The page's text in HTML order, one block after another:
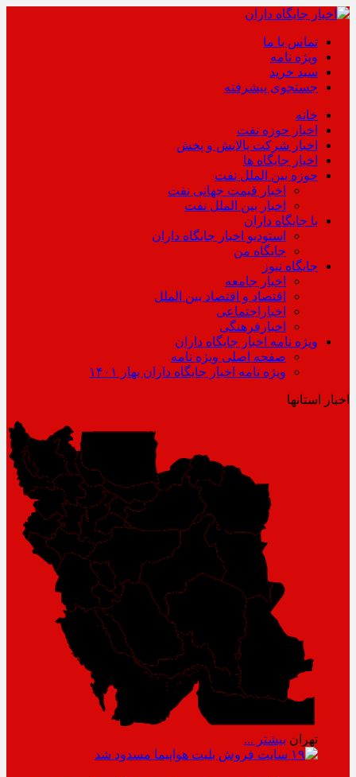
تماس با ما
ویژه نامه
سبد خرید
جستجوی پیشرفته
خانه
اخبار حوزه نفت
اخبار شرکت پالایش و پخش
اخبار جایگاه ها
حوزه بین الملل نفت
اخبار قیمت جهانی نفت
اخبار بین الملل نفت
با جایگاه داران
استودیو اخبار جایگاه داران
جایگاه من
جایگاه نیوز
اخبار جامعه
اقتصاد و اقتصاد بین الملل
اخباراجتماعی
اخبارفرهنگی
ویژه نامه اخبار جایگاه داران
صفحه اصلی ویژه نامه
ویژه نامه اخبار جایگاه داران بهار ۱۴۰۱
اخبار استانها
تهران بیشتر ...